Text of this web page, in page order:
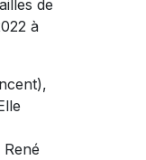
de
à